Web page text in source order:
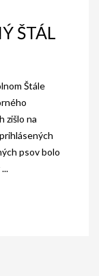
ŠTÁL
Štále
zišlo na
psov bolo